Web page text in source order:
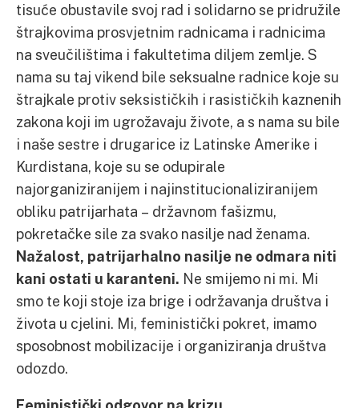
tisuće obustavile svoj rad i solidarno se pridružile
štrajkovima prosvjetnim radnicama i radnicima
na sveučilištima i fakultetima diljem zemlje. S
nama su taj vikend bile seksualne radnice koje su
štrajkale protiv seksističkih i rasističkih kaznenih
zakona koji im ugrožavaju živote, a s nama su bile
i naše sestre i drugarice iz Latinske Amerike i
Kurdistana, koje su se odupirale
najorganiziranijem i najinstitucionaliziranijem
obliku patrijarhata – državnom fašizmu,
pokretačke sile za svako nasilje nad ženama.
Nažalost, patrijarhalno nasilje ne odmara niti
kani ostati u karanteni. Ne smijemo ni mi. Mi
smo te koji stoje iza brige i održavanja društva i
života u cjelini. Mi, feministički pokret, imamo
sposobnost mobilizacije i organiziranja društva
odozdo.